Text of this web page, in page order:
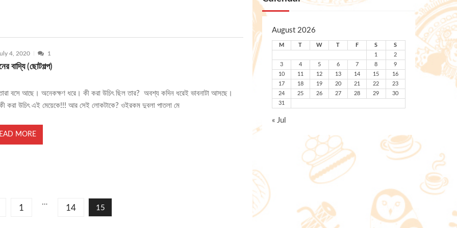
4, 2020 1
বাদ্যি (ছোটগল্প)
বসে আছে। অনেকক্ষণ ধরে। কী করা উচিৎ ছিল তার? অবশ্য কদিন ধরেই ভাবনাটা আসছে।
করা উচিৎ এই মেয়েকে!!! আর সেই লোকটাকে? ওইরকম দুবলা পাতলা মে
MORE
1
…
14 15
August 2026
M W F S
S
1
2
3
4 5 6 7 8
9
10
11 12 13 14 15
16
17
18 19 20 21 22
23
24
25 26 27 28 29
30
31
« Jul